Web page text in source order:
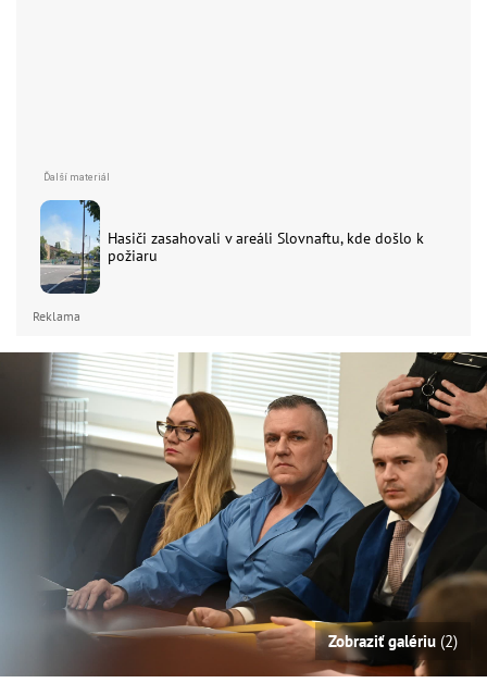
Hasiči zasahovali v areáli Slovnaftu, kde došlo k
požiaru
Reklama
Zobraziť galériu (2)